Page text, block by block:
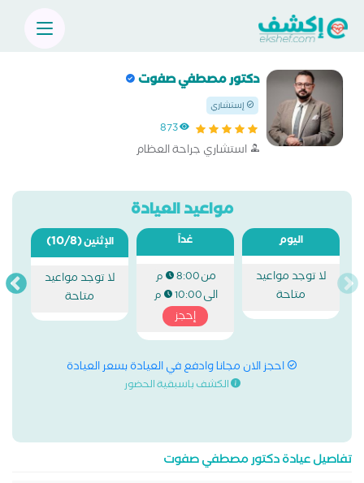
دكتور مصطفي صفوت
إستشاري
873
استشاري جراحة العظام
مواعيد العيادة
اليوم
لا توجد مواعيد
متاحة
غداً
من8:00 م
الى10:00 م
إحجز
الإثنين(10/8)
لا توجد مواعيد
متاحة
احجز الان مجانا وادفع في العيادة بسعر العيادة
الكشف باسبقية الحضور
تفاصيل عيادة دكتور مصطفي صفوت